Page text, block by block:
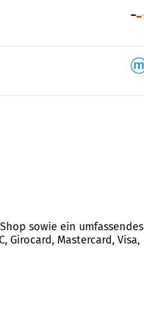
sowie ein umfassendes
Girocard, Mastercard, Visa,